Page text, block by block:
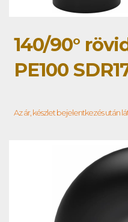
140/90°
PE100
Az ár, készlet bejelentkezés után